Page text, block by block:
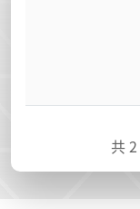
共2